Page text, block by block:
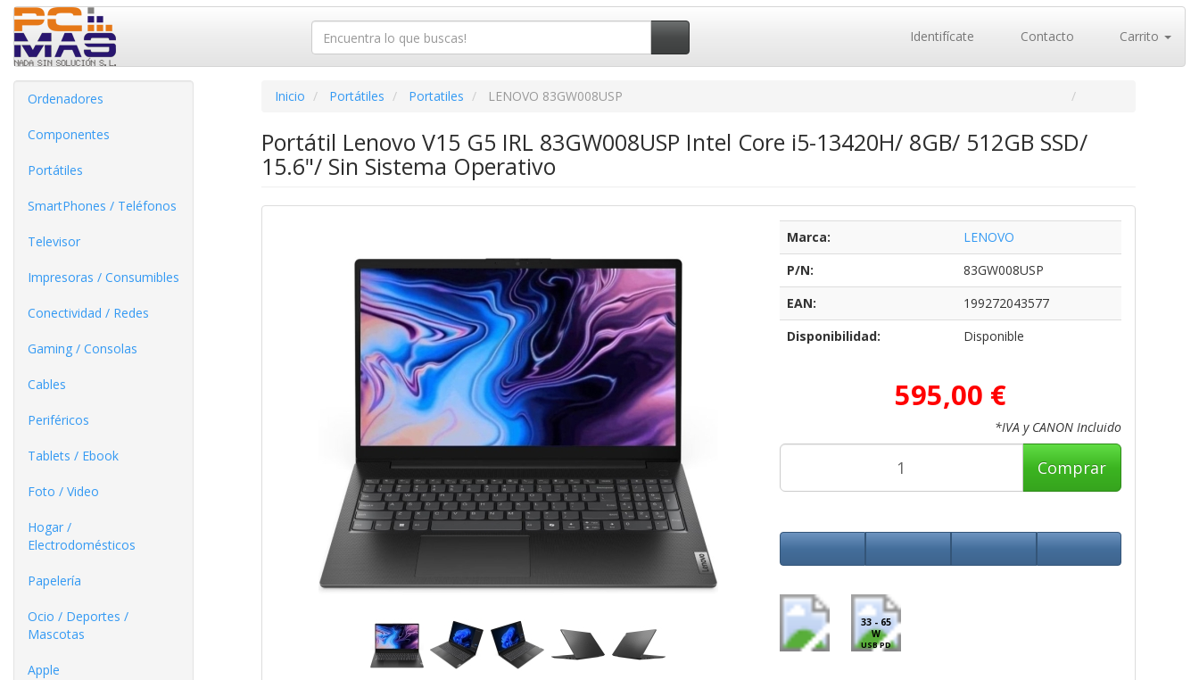
Identifícate Contacto Carrito
Ordenadores
Componentes
Portátiles
SmartPhones / Teléfonos
Televisor
Impresoras / Consumibles
Conectividad / Redes
Gaming / Consolas
Cables
Periféricos
Tablets / Ebook
Foto / Video
Hogar /
Electrodomésticos
Papelería
Ocio / Deportes /
Mascotas
Apple
Inicio Portátiles Portatiles LENOVO 83GW008USP
Portátil Lenovo V15 G5 IRL 83GW008USP Intel Core i5-13420H/ 8GB/ 512GB SSD/
15.6"/ Sin Sistema Operativo
Marca:
LENOVO
P/N:
83GW008USP
EAN:
199272043577
Disponibilidad:
Disponible
595,00 €
*IVA y CANON Incluido
Comprar
33 - 65
W
USB PD